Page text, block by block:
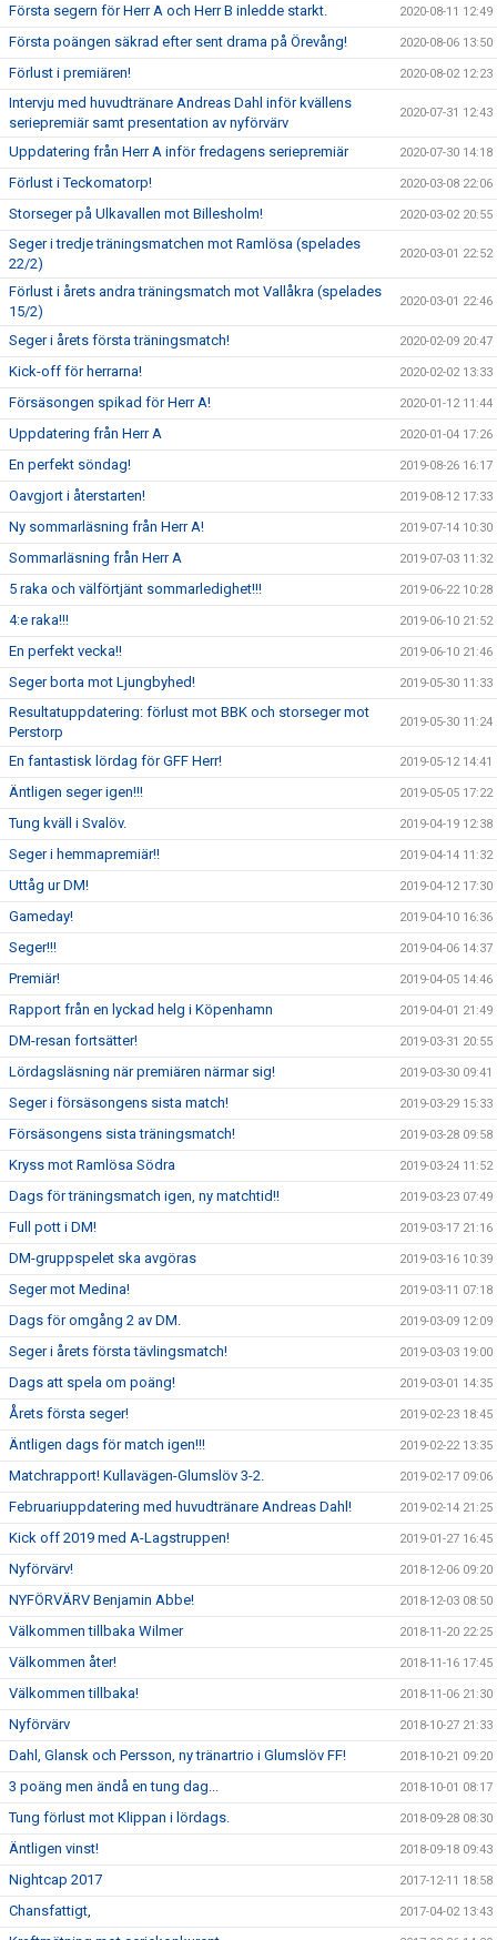
Första segern för Herr A och Herr B inledde starkt. 2020-08-11 12:49
Första poängen säkrad efter sent drama på Örevång! 2020-08-06 13:50
Förlust i premiären! 2020-08-02 12:23
Intervju med huvudtränare Andreas Dahl inför kvällens
seriepremiär samt presentation av nyförvärv
2020-07-31 12:43
Uppdatering från Herr A inför fredagens seriepremiär 2020-07-30 14:18
Förlust i Teckomatorp! 2020-03-08 22:06
Storseger på Ulkavallen mot Billesholm! 2020-03-02 20:55
Seger i tredje träningsmatchen mot Ramlösa (spelades
22/2)
2020-03-01 22:52
Förlust i årets andra träningsmatch mot Vallåkra (spelades
15/2)
2020-03-01 22:46
Seger i årets första träningsmatch! 2020-02-09 20:47
Kick-off för herrarna! 2020-02-02 13:33
Försäsongen spikad för Herr A! 2020-01-12 11:44
Uppdatering från Herr A 2020-01-04 17:26
En perfekt söndag! 2019-08-26 16:17
Oavgjort i återstarten! 2019-08-12 17:33
Ny sommarläsning från Herr A! 2019-07-14 10:30
Sommarläsning från Herr A 2019-07-03 11:32
5 raka och välförtjänt sommarledighet!!! 2019-06-22 10:28
4:e raka!!! 2019-06-10 21:52
En perfekt vecka!! 2019-06-10 21:46
Seger borta mot Ljungbyhed! 2019-05-30 11:33
Resultatuppdatering: förlust mot BBK och storseger mot
Perstorp
2019-05-30 11:24
En fantastisk lördag för GFF Herr! 2019-05-12 14:41
Äntligen seger igen!!! 2019-05-05 17:22
Tung kväll i Svalöv. 2019-04-19 12:38
Seger i hemmapremiär!! 2019-04-14 11:32
Uttåg ur DM! 2019-04-12 17:30
Gameday! 2019-04-10 16:36
Seger!!! 2019-04-06 14:37
Premiär! 2019-04-05 14:46
Rapport från en lyckad helg i Köpenhamn 2019-04-01 21:49
DM-resan fortsätter! 2019-03-31 20:55
Lördagsläsning när premiären närmar sig! 2019-03-30 09:41
Seger i försäsongens sista match! 2019-03-29 15:33
Försäsongens sista träningsmatch! 2019-03-28 09:58
Kryss mot Ramlösa Södra 2019-03-24 11:52
Dags för träningsmatch igen, ny matchtid!! 2019-03-23 07:49
Full pott i DM! 2019-03-17 21:16
DM-gruppspelet ska avgöras 2019-03-16 10:39
Seger mot Medina! 2019-03-11 07:18
Dags för omgång 2 av DM. 2019-03-09 12:09
Seger i årets första tävlingsmatch! 2019-03-03 19:00
Dags att spela om poäng! 2019-03-01 14:35
Årets första seger! 2019-02-23 18:45
Äntligen dags för match igen!!! 2019-02-22 13:35
Matchrapport! Kullavägen-Glumslöv 3-2. 2019-02-17 09:06
Februariuppdatering med huvudtränare Andreas Dahl! 2019-02-14 21:25
Kick off 2019 med A-Lagstruppen! 2019-01-27 16:45
Nyförvärv! 2018-12-06 09:20
NYFÖRVÄRV Benjamin Abbe! 2018-12-03 08:50
Välkommen tillbaka Wilmer 2018-11-20 22:25
Välkommen åter! 2018-11-16 17:45
Välkommen tillbaka! 2018-11-06 21:30
Nyförvärv 2018-10-27 21:33
Dahl, Glansk och Persson, ny tränartrio i Glumslöv FF! 2018-10-21 09:20
3 poäng men ändå en tung dag... 2018-10-01 08:17
Tung förlust mot Klippan i lördags. 2018-09-28 08:30
Äntligen vinst! 2018-09-18 09:43
Nightcap 2017 2017-12-11 18:58
Chansfattigt, 2017-04-02 13:43